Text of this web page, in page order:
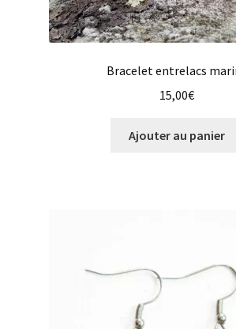
Bracelet entrelacs
15,00€
Ajouter au panier